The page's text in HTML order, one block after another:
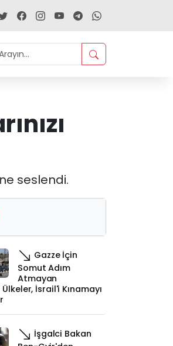
seslendi.
Gazze İçin
Somut Adım
Atmayan
İsrail'i Kınamayı
İşgalci Bakan